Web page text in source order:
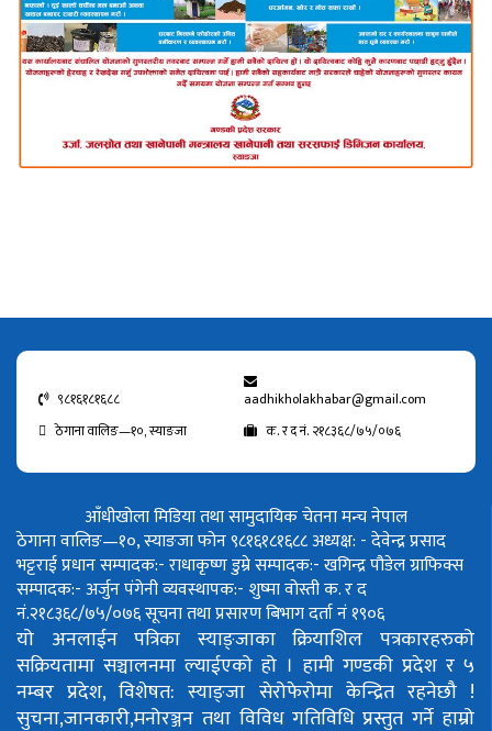
९८१६१८१६८८
aadhikholakhabar@gmail.com
ठेगाना वालिङ—१०, स्याङजा
क. र द नं. २१८३६८/७५/०७६
आँधीखोला मिडिया तथा सामुदायिक चेतना मन्च नेपाल
ठेगाना वालिङ—१०, स्याङजा फोन ९८१६१८१६८८अध्यक्ष: - देवेन्द्र प्रसाद
भट्टराईप्रधान सम्पादक:- राधाकृष्ण डुम्रेसम्पादक:- खगिन्द्र पौडेलग्राफिक्स
सम्पादक:- अर्जुन पंगेनीव्यवस्थापक:- शुष्मा वोस्तीक. र द
नं.२१८३६८/७५/०७६सूचना तथा प्रसारण बिभाग दर्ता नं १९०६
यो अनलाईन पत्रिका स्याङ्जाका क्रियाशिल पत्रकारहरुको
सक्रियतामा सञ्चालनमा ल्याईएको हो । हामी गण्डकी प्रदेश र ५
नम्बर प्रदेश, विशेषत: स्याङ्जा सेरोफेरोमा केन्द्रित रहनेछौ !
सुचना,जानकारी,मनोरञ्जन तथा विविध गतिविधि प्रस्तुत गर्ने हाम्रो